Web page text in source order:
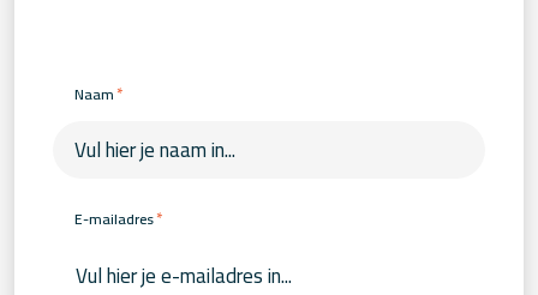
Naam*
E-mailadres*